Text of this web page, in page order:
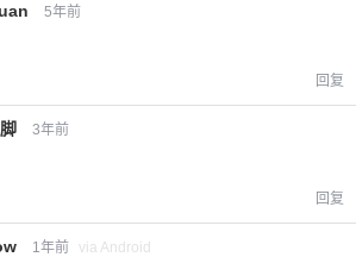
5年前
回复
3年前
回复
1年前 via Android